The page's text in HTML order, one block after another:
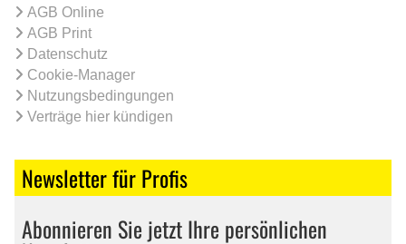
AGB Online
AGB Print
Datenschutz
Cookie-Manager
Nutzungsbedingungen
Verträge hier kündigen
Newsletter für Profis
Abonnieren Sie jetzt Ihre persönlichen